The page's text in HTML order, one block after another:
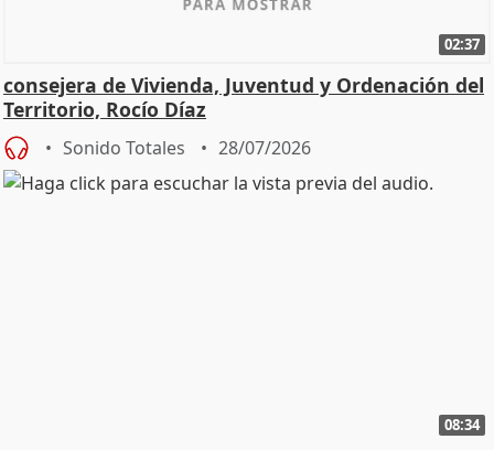
02:37
consejera de Vivienda, Juventud y Ordenación del
Territorio, Rocío Díaz
Sonido Totales 28/07/2026
08:34